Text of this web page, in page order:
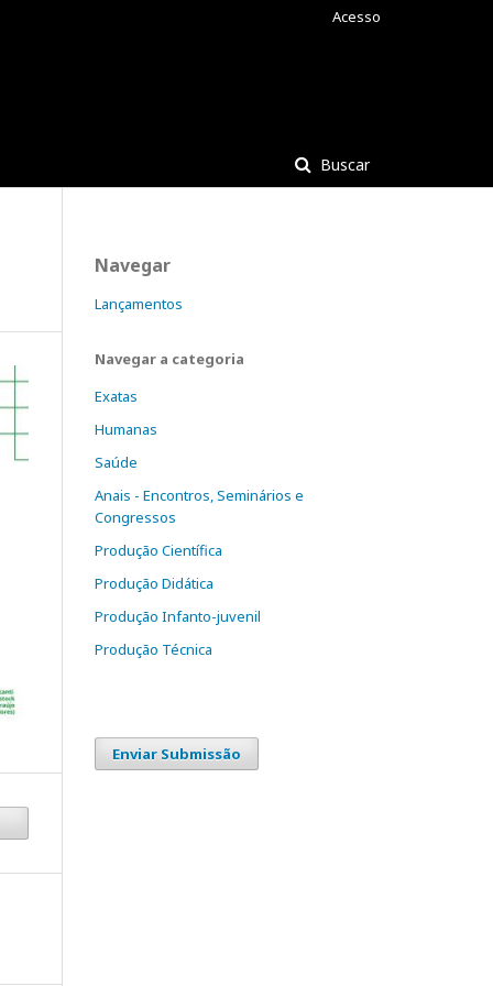
Buscar
Acesso
Navegar
Lançamentos
Navegar a categoria
Exatas
Humanas
Saúde
Anais - Encontros, Seminários e
Congressos
Produção Científica
Produção Didática
Produção Infanto-juvenil
Produção Técnica
Enviar Submissão